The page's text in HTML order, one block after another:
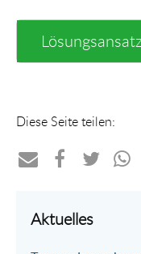
Diese Seite teilen:
perauf
Aktuelles